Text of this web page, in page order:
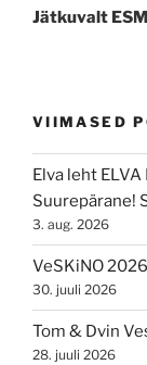
Post
Jätkuvalt
VIIMASED
Elva leht
Suurepärane!
3. aug. 2026
VeSKiNO 2026
30. juuli 2026
Tom & Dvin
28. juuli 2026